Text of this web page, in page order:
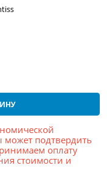
может подтвердить
оплату
стоимости и